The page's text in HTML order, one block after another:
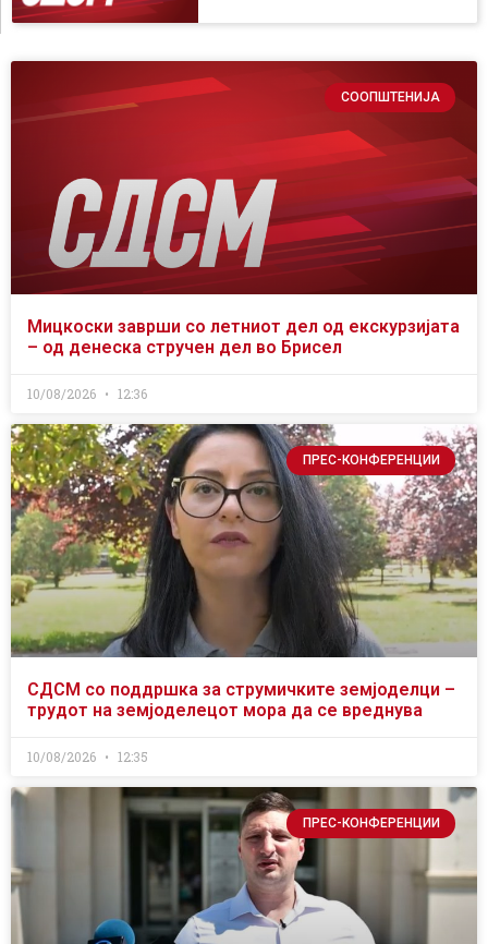
СООПШТЕНИЈА
Мицкоски заврши со летниот дел од екскурзијата
– од денеска стручен дел во Брисел
10/08/2026 12:36
ПРЕС-КОНФЕРЕНЦИИ
СДСМ со поддршка за струмичките земјоделци –
трудот на земјоделецот мора да се вреднува
10/08/2026 12:35
ПРЕС-КОНФЕРЕНЦИИ